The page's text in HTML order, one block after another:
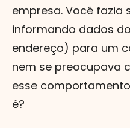
empresa. Você fazia
informando dados
endereço) para um
nem se preocupava
esse
é?